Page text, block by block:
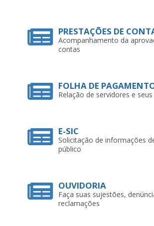
PRESTAÇÕES DE
Acompanhamento da
contas
FOLHA DE
Relação de servidores e
E-SIC
Solicitação de informações
público
OUVIDORIA
Faça suas sujestões,
reclamações